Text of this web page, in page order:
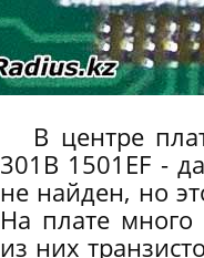
В центре
301B 1501EF -
не найден, но
На плате много
из них